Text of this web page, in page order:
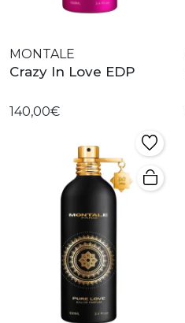
MONTALE
Crazy In Love EDP
140,00€